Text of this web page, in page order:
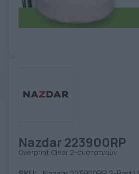
ΕΡΓΑΛΕΊΑ - ΑΞΕΣΟΥΆΡ
ΕΤΙΚΈΤΑ - ΕΎΚΑΜΠΤΗ ΣΥΣΚΕΥΑΣΊΑ
ΤΕΧΝΙΚΆ ΣΧΈΔΙΑ
Nazdar 223900RP
Overprint Clear 2-συστατικών